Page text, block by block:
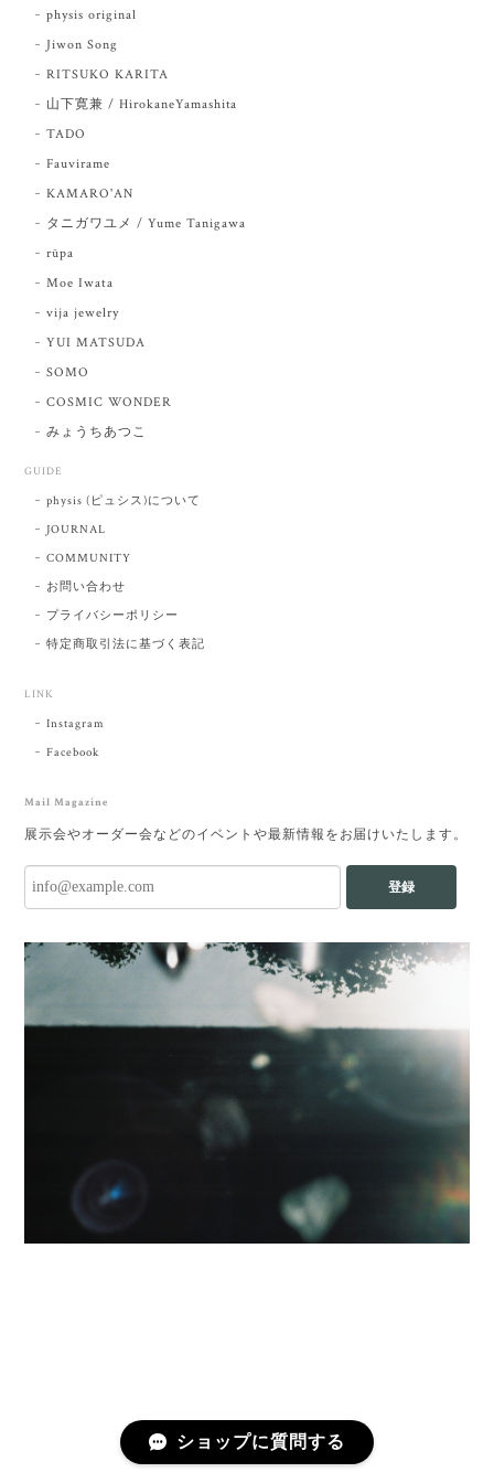
physis original
Jiwon Song
RITSUKO KARITA
山下寛兼 / HirokaneYamashita
TADO
Fauvirame
KAMARO'AN
タニガワユメ / Yume Tanigawa
rūpa
Moe Iwata
vija jewelry
YUI MATSUDA
SOMO
COSMIC WONDER
みょうちあつこ
GUIDE
physis (ピュシス)について
JOURNAL
COMMUNITY
お問い合わせ
プライバシーポリシー
特定商取引法に基づく表記
LINK
Instagram
Facebook
Mail Magazine
展示会やオーダー会などのイベントや最新情報をお届けいたします。
登録
ショップに質問する